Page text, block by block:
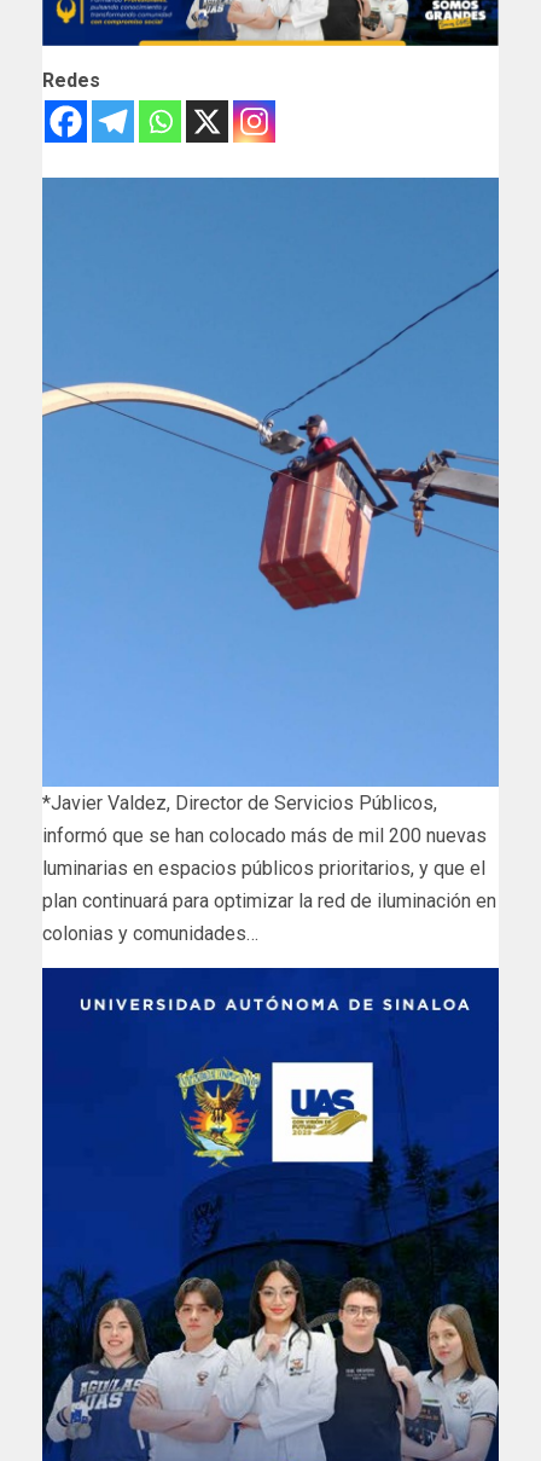
Redes
*Javier Valdez, Director de Servicios Públicos,
informó que se han colocado más de mil 200 nuevas
luminarias en espacios públicos prioritarios, y que el
plan continuará para optimizar la red de iluminación en
colonias y comunidades…